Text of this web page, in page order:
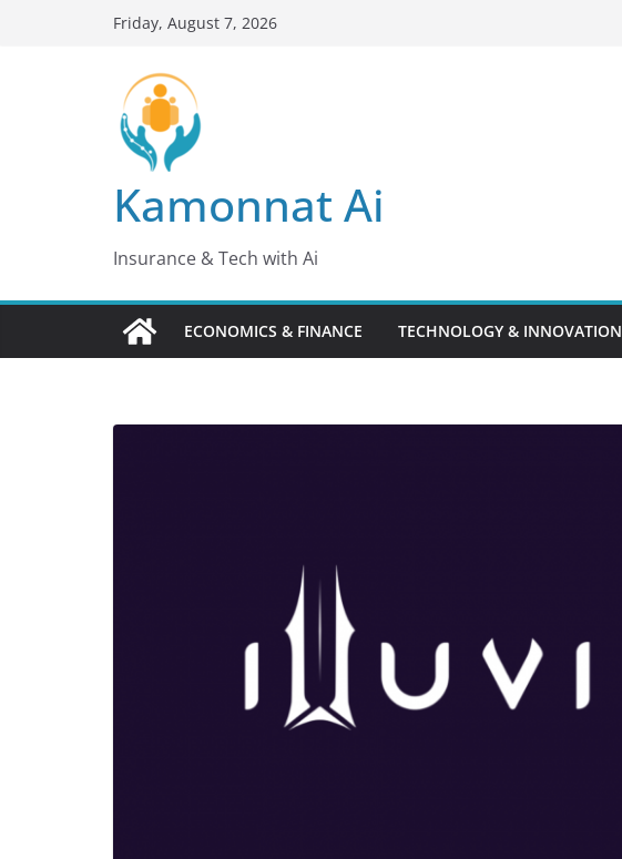
Friday, August 7, 2026
Kamonnat Ai
Insurance & Tech with Ai
ECONOMICS & FINANCE TECHNOLOGY & INNOVATION